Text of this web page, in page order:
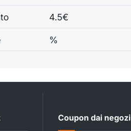
4.5€
%
Coupon dai